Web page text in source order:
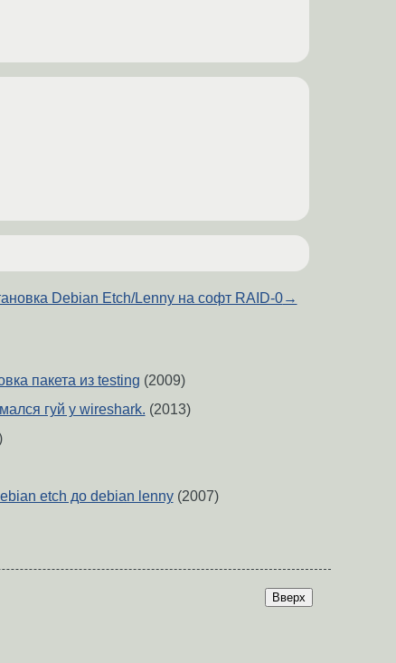
Debian Etch/Lenny на софт RAID-0→
пакета из testing (2009)
гуй у wireshark. (2013)
etch до debian lenny(2007)
Вверх